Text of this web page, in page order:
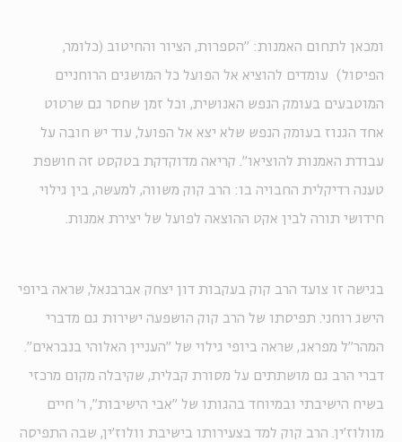
ומכאן לתחום האמנות: "הספרות, הציור והחיטוב (כלומר,
הפיסול) עומדים להוציא אל הפועל כל המושגים הרוחניים
המוטבעים בעומק הנפש האנושית, וכל זמן שחסר גם שרטוט
אחד הגנוז בעומק הנפש שלא יצא אל הפועל, עוד יש חובה על
עבודת האמנות להוציאו". קריאה מדוקדקת בטקסט זה חושפת
טענה רדיקלית החבויה בו: הרב קוק משווה, למעשה, בין גילוי
חידושי תורה לבין אקט ההוצאה לפועל של יצירת אמנות.
בגישה זו צועד הרב קוק בעקבות דון יצחק אברבנאל, שראה ביופי
הישג רוחני. תפיסתו של הרב קוק הושפעה ישירות גם מדברי
המהר"ל מפראג, שראה ביופי גילוי של "העניין האלוהי בנבראים".
דברי הרב גם מושתתים על מסורת קבלית, שקיבלה מקום מרכזי
בשיח הישיבתי ובמיוחד בהגותו של "אבי הישיבות", ר' חיים
מוולוז'ין. הרב קוק למד בצעירותו בישיבת וולוז'ין, שבה התפיסה